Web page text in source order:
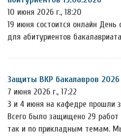
10 июня 2026 г., 18:20
19 июня состоится онлайн
для абитуриентов
Защиты ВКР бакалавров 2026
7 июня 2026 г., 17:22
3 и 4 июня на кафедре прошли
Всего было защищено 29 работ
так и по прикладным темам.